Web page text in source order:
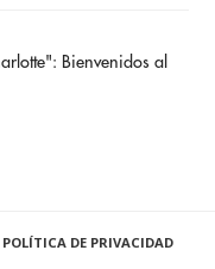
Bienvenidos al
POLÍTICA DE PRIVACIDAD